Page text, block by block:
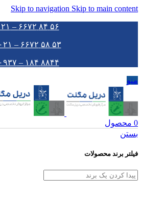
Skip to navigation Skip to main content
۵۶ ۸۴ ۶۶۷۲ – ۰۲۱
۵۳ ۵۸ ۶۶۷۲ – ۰۲۱
۸۸۴۴ ۱۸۴ – ۰۹۳۷
منو
0 محصول
بستن
فیلتر برند محصولات